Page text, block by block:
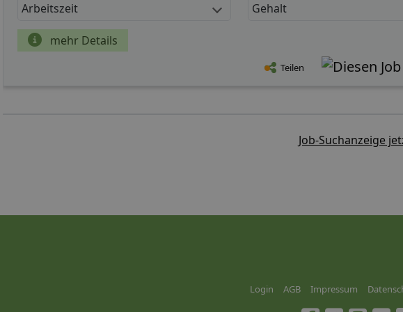
Arbeitszeit Gehalt
mehr Details
Teilen
Job-Suchanzeige
Login AGB Impressum